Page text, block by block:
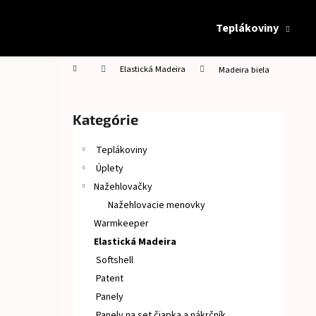
Teplákoviny
Domov Elastická Madeira Madeira biela
Preskočiť
kategórie
Kategórie
Teplákoviny
Úplety
Nažehlovačky
Nažehlovacie menovky
Warmkeeper
Elastická Madeira
Softshell
Patent
Panely
í
do
do